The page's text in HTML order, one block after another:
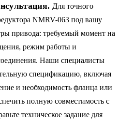
Для точного
NMRV-063 под вашу
привода: требуемый момент на
режим работы и
Наши специалисты
спецификацию, включая
и необходимость фланца или
полную совместимость с
техническое задание для